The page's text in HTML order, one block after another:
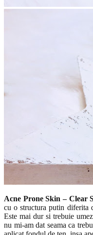
Acne Prone Skin – Clear
cu o structura putin diferita
Este mai dur si trebuie
nu mi-am dat seama ca